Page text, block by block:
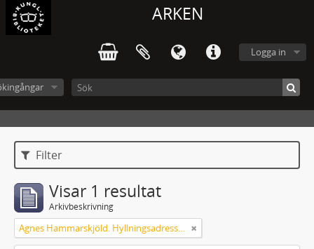
ARKEN
Logga in
Filter
Visar 1 resultat
Arkivbeskrivning
Agnes Hammarskjöld. Hyllningsadresser på 60-årsdagen